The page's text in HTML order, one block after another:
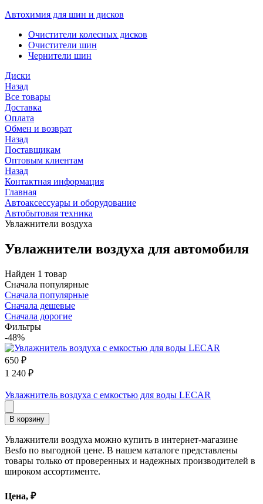
Автохимия для шин и дисков
Очистители колесных дисков
Очистители шин
Чернители шин
Диски
Назад
Все товары
Доставка
Оплата
Обмен и возврат
Назад
Поставщикам
Оптовым клиентам
Назад
Контактная информация
Главная
Автоаксессуары и оборудование
Автобытовая техника
Увлажнители воздуха
Увлажнители воздуха для автомобиля
Найден 1 товар
Сначала популярные
Сначала популярные
Сначала дешевые
Сначала дорогие
Фильтры
-48%
650 ₽
1 240 ₽
Увлажнитель воздуха с емкостью для воды LECAR
В корзину
Увлажнители воздуха можно купить в интернет-магазине
Besfo по выгодной цене. В нашем каталоге представлены
товары только от проверенных и надежных производителей в
широком ассортименте.
Цена, ₽